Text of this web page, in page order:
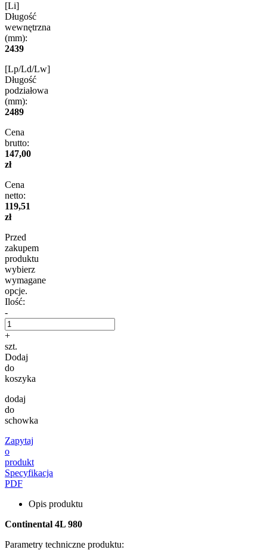
[Li]
Długość
wewnętrzna
(mm):
2439
[Lp/Ld/Lw]
Długość
podziałowa
(mm):
2489
Cena
brutto:
147,00
zł
Cena
netto:
119,51
zł
Przed
zakupem
produktu
wybierz
wymagane
opcje.
Ilość:
-
+
szt.
Dodaj
do
koszyka
dodaj
do
schowka
Zapytaj
o
produkt
Specyfikacja
PDF
Opis produktu
Continental 4L 980
Parametry techniczne produktu: